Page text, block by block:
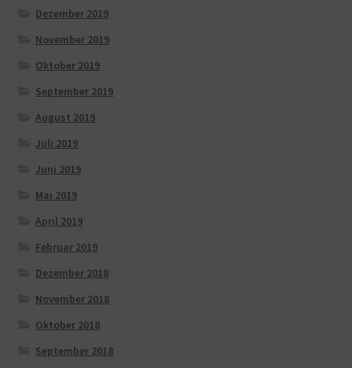
Dezember 2019
November 2019
Oktober 2019
September 2019
August 2019
Juli 2019
Juni 2019
Mai 2019
April 2019
Februar 2019
Dezember 2018
November 2018
Oktober 2018
September 2018